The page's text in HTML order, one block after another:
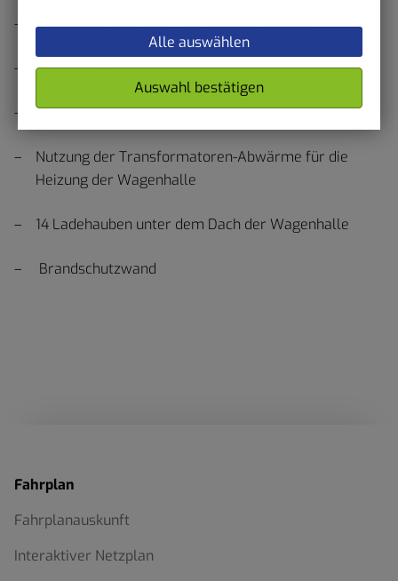
2 weitere Ladepunkte vor der Wagenhalle
1 Havarieplatz
1 Prüfplatz
Nutzung der Transformatoren-Abwärme für die
Heizung der Wagenhalle
14 Ladehauben unter dem Dach der Wagenhalle
Brandschutzwand
Fahrplan
Fahrplanauskunft
Interaktiver Netzplan
Alle auswählen
Auswahl bestätigen